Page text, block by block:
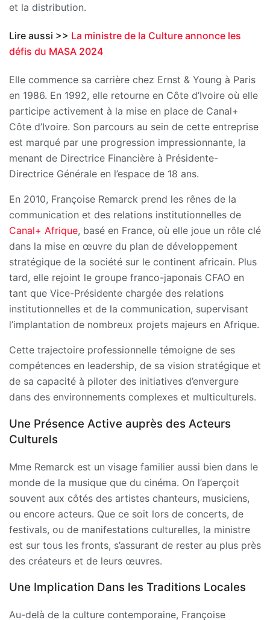
et la distribution.
Lire aussi >> La ministre de la Culture annonce les
défis du MASA 2024
Elle commence sa carrière chez Ernst & Young à Paris
en 1986. En 1992, elle retourne en Côte d’Ivoire où elle
participe activement à la mise en place de Canal+
Côte d’Ivoire. Son parcours au sein de cette entreprise
est marqué par une progression impressionnante, la
menant de Directrice Financière à Présidente-
Directrice Générale en l’espace de 18 ans.
En 2010, Françoise Remarck prend les rênes de la
communication et des relations institutionnelles de
Canal+ Afrique, basé en France, où elle joue un rôle clé
dans la mise en œuvre du plan de développement
stratégique de la société sur le continent africain. Plus
tard, elle rejoint le groupe franco-japonais CFAO en
tant que Vice-Présidente chargée des relations
institutionnelles et de la communication, supervisant
l’implantation de nombreux projets majeurs en Afrique.
Cette trajectoire professionnelle témoigne de ses
compétences en leadership, de sa vision stratégique et
de sa capacité à piloter des initiatives d’envergure
dans des environnements complexes et multiculturels.
Une Présence Active auprès des Acteurs
Culturels
Mme Remarck est un visage familier aussi bien dans le
monde de la musique que du cinéma. On l’aperçoit
souvent aux côtés des artistes chanteurs, musiciens,
ou encore acteurs. Que ce soit lors de concerts, de
festivals, ou de manifestations culturelles, la ministre
est sur tous les fronts, s’assurant de rester au plus près
des créateurs et de leurs œuvres.
Une Implication Dans les Traditions Locales
Au-delà de la culture contemporaine, Françoise